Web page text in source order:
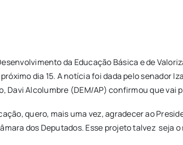
da Educação Básica e de
dia 15. A notícia foi dada pelo senador
Alcolumbre (DEM/AP) confirmou que vai
quero, mais uma vez, agradecer ao
dos Deputados. Esse projeto talvez seja